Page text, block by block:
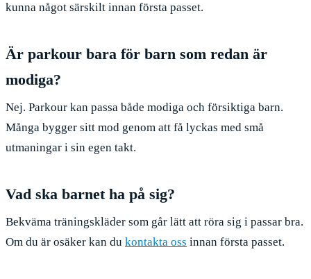
kunna något särskilt innan första passet.
Är parkour bara för barn som redan är
modiga?
Nej. Parkour kan passa både modiga och försiktiga barn.
Många bygger sitt mod genom att få lyckas med små
utmaningar i sin egen takt.
Vad ska barnet ha på sig?
Bekväma träningskläder som går lätt att röra sig i passar bra.
Om du är osäker kan du kontakta oss innan första passet.